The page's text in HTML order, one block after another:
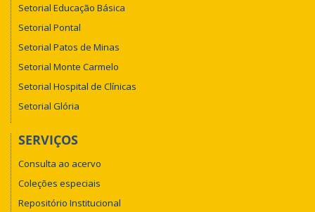
Setorial Educação Básica
Setorial Pontal
Setorial Patos de Minas
Setorial Monte Carmelo
Setorial Hospital de Clínicas
Setorial Glória
SERVIÇOS
Consulta ao acervo
Coleções especiais
Repositório Institucional